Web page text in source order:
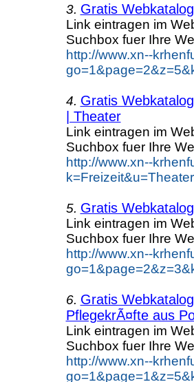
3. Gratis
Link eintragen im
Suchbox fuer Ihre
http://www.xn--
4. Gratis
| Theater
Link eintragen im
Suchbox fuer Ihre
http://www.xn--
5. Gratis
Link eintragen im
Suchbox fuer Ihre
http://www.xn--
6. Gratis
PflegekrÃ¤fte aus
Link eintragen im
Suchbox fuer Ihre
http://www.xn--